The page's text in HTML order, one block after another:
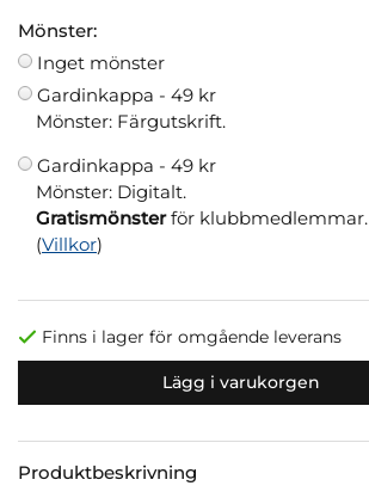
Mönster:
Inget mönster
Gardinkappa - 49 kr
Mönster: Färgutskrift.
Gardinkappa - 49 kr
Mönster: Digitalt.
Gratismönsterför klubbmedlemmar.
(Villkor)
Finns i lager för omgående leverans
Lägg i varukorgen
Produktbeskrivning